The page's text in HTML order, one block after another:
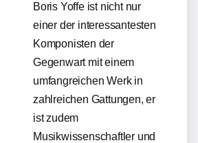
Boris Yoffe ist nicht nur
einer der interessantesten
Komponisten der
Gegenwart mit einem
umfangreichen Werk in
zahlreichen Gattungen, er
ist zudem
Musikwissenschaftler und